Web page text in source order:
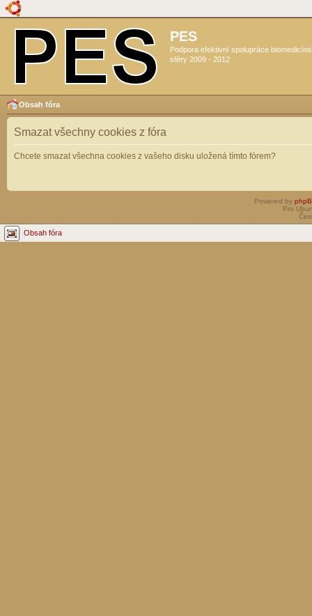
PES
Podpora efektivní spolupráce
sféry 2009 - 2012
Obsah fóra
Smazat všechny cookies z fóra
Chcete smazat všechna cookies z vašeho disku uložená tímto fórem?
Powered by
Pro
Obsah fóra